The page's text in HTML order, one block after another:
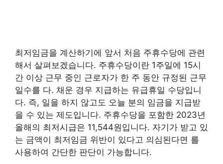
최저임금을 계산하기에 앞서 처음 주휴수당에 관련
해서 살펴보겠습니다. 주휴수당이란 1주일에 15시
간 이상 근무 중인 근로자가 한 주 동안 규정된 근무
일수를 다. 채운 경우 지급하는 유급휴일 수당입니
다. 즉, 일을 하지 않고도 오늘 분의 임금을 지급받
을 수 있는 제도입니다. 주휴수당을 포함한 2023년
올해의 최저시급은 11,544원입니다. 자기가 받고 있
는 금액이 최저임금 위반이 있다고 의심된다면 를
사용하여 간단한 판단이 가능합니다.